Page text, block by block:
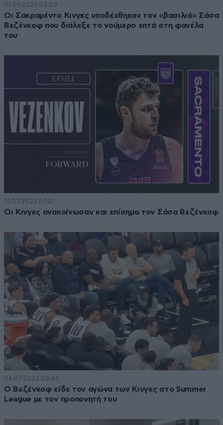
01·09·2023 04:00
Οι Σακραμέντο Κινγκς υποδέχθηκαν τον «βασιλιά» Σάσα
Βεζένκοφ που διάλεξε το νούμερο επτά στη φανέλα
του
19·07·2023 09:21
Οι Κινγκς ανακοίνωσαν και επίσημα τον Σάσα Βεζένκοφ
06·07·2023 08:49
Ο Βεζένκοφ είδε τον αγώνα των Κινγκς στο Summer
League με τον προπονητή του